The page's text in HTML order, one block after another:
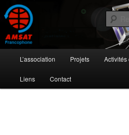
Aller
au
contenu
principalAMSAT
L'activité radioamateur par satellite
principal
L’association Projets Activités
Liens Contact